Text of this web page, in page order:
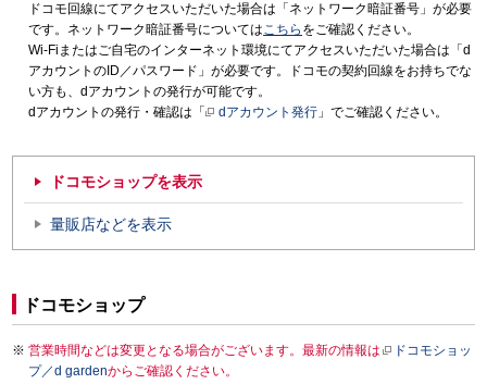
ドコモ回線にてアクセスいただいた場合は「ネットワーク暗証番号」が必要
です。ネットワーク暗証番号についてはこちら をご確認ください。
Wi-Fiまたはご自宅のインターネット環境にてアクセスいただいた場合は「d
アカウントのID／パスワード」が必要です。ドコモの契約回線をお持ちでな
い方も、dアカウントの発行が可能です。
dアカウントの発行・確認は「
dアカウント発行 」でご確認ください。
ドコモショップを表示
量販店などを表示
ドコモショップ
営業時間などは変更となる場合がございます。最新の情報は
ドコモショッ
プ／d gardenからご確認ください。